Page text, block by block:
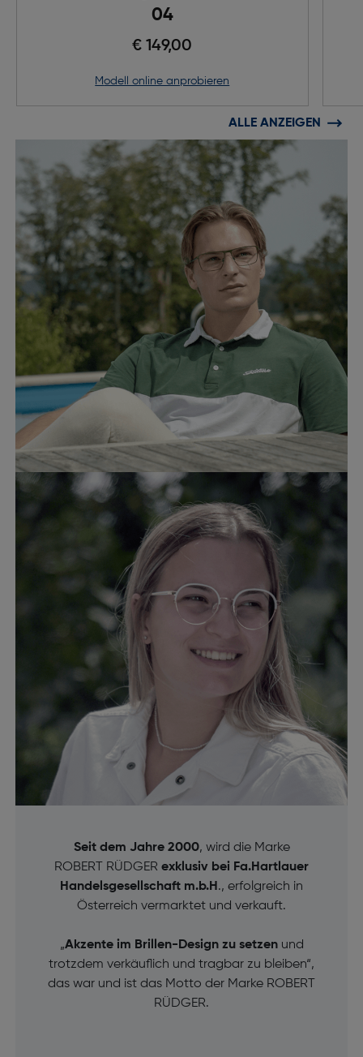
04
€ 149,00
Modell online anprobieren
ALLE ANZEIGEN
Seit dem Jahre 2000, wird die Marke
ROBERT RÜDGER exklusiv bei Fa.Hartlauer
Handelsgesellschaft m.b.H ., erfolgreich in
Österreich vermarktet und verkauft.
„Akzente im Brillen-Design zu setzenund
trotzdem verkäuflich und tragbar zu bleiben“,
das war und ist das Motto der Marke ROBERT
RÜDGER.